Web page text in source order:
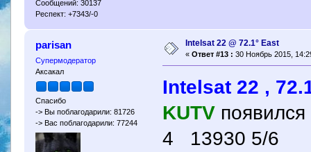
Сообщений: 30137
Респект: +7343/-0
parisan
Супермодератор
Аксакал
Спасибо
-> Вы поблагодарили: 81726
-> Вас поблагодарили: 77244
Intelsat 22 @ 72.1° East
« Ответ #13 : 30 Ноябрь 2015,
Intelsat 22 ,
KUTV
4 13930 5/6